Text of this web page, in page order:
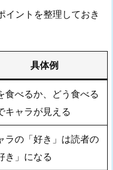
イントを整理しておき
具体例
食べるか、どう食べる
キャラが見える
ラの「好き」は読者の
き」になる